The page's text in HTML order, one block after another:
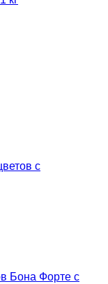
Бона Форте с